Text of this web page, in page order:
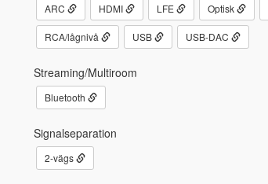
ARC HDMI LFE Optisk
RCA/lågnivå USB USB-DAC
Streaming/Multiroom
Bluetooth
Signalseparation
2-vägs